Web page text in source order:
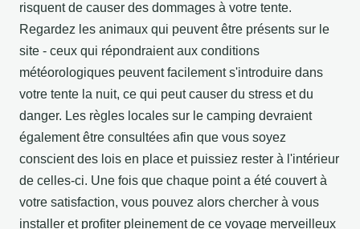
risquent de causer des dommages à votre tente.
Regardez les animaux qui peuvent être présents sur le
site - ceux qui répondraient aux conditions
météorologiques peuvent facilement s'introduire dans
votre tente la nuit, ce qui peut causer du stress et du
danger. Les règles locales sur le camping devraient
également être consultées afin que vous soyez
conscient des lois en place et puissiez rester à l'intérieur
de celles-ci. Une fois que chaque point a été couvert à
votre satisfaction, vous pouvez alors chercher à vous
installer et profiter pleinement de ce voyage merveilleux